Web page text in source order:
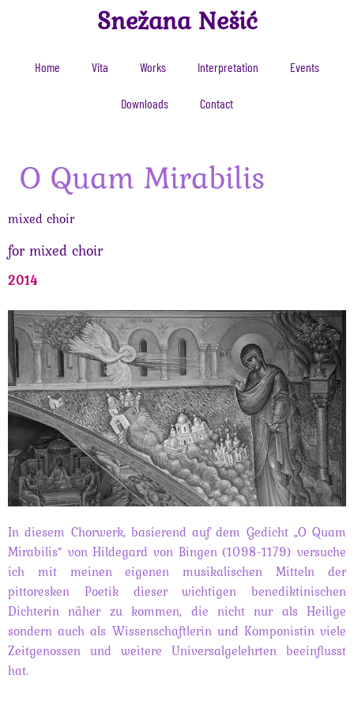
Snežana Nešić
Home Vita Works Interpretation Events
Downloads Contact
O Quam Mirabilis
mixed choir
for mixed choir
2014
In diesem Chorwerk, basierend auf dem Gedicht „O Quam
Mirabilis“ von Hildegard von Bingen (1098-1179) versuche
ich mit meinen eigenen musikalischen Mitteln der
pittoresken Poetik dieser wichtigen benediktinischen
Dichterin näher zu kommen, die nicht nur als Heilige
sondern auch als Wissenschaftlerin und Komponistin viele
Zeitgenossen und weitere Universalgelehrten beeinflusst
hat.